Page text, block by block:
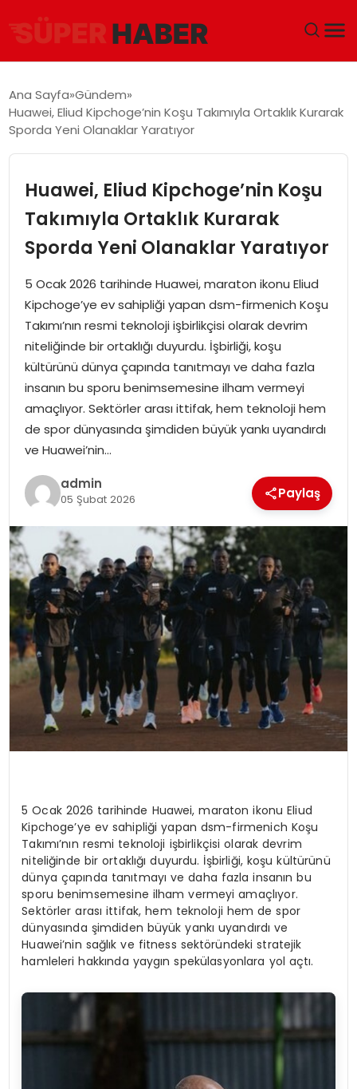
GÜNDEM
EKONOMI
MAGAZIN
SAĞLIK
SIYASET
SPOR
TEKNOLOJI
YAŞAM
Ana Sayfa Gündem
Huawei, Eliud Kipchoge’nin Koşu Takımıyla Ortaklık Kurarak
Sporda Yeni Olanaklar Yaratıyor
Huawei, Eliud Kipchoge’nin Koşu
Takımıyla Ortaklık Kurarak
Sporda Yeni Olanaklar Yaratıyor
5 Ocak 2026 tarihinde Huawei, maraton ikonu Eliud
Kipchoge’ye ev sahipliği yapan dsm-firmenich Koşu
Takımı’nın resmi teknoloji işbirlikçisi olarak devrim
niteliğinde bir ortaklığı duyurdu. İşbirliği, koşu
kültürünü dünya çapında tanıtmayı ve daha fazla
insanın bu sporu benimsemesine ilham vermeyi
amaçlıyor. Sektörler arası ittifak, hem teknoloji hem
de spor dünyasında şimdiden büyük yankı uyandırdı
ve Huawei’nin…
admin
05 Şubat 2026 Paylaş
5 Ocak 2026 tarihinde Huawei, maraton ikonu Eliud
Kipchoge’ye ev sahipliği yapan dsm-firmenich Koşu
Takımı’nın resmi teknoloji işbirlikçisi olarak devrim
niteliğinde bir ortaklığı duyurdu. İşbirliği, koşu kültürünü
dünya çapında tanıtmayı ve daha fazla insanın bu
sporu benimsemesine ilham vermeyi amaçlıyor.
Sektörler arası ittifak, hem teknoloji hem de spor
dünyasında şimdiden büyük yankı uyandırdı ve
Huawei’nin sağlık ve fitness sektöründeki stratejik
hamleleri hakkında yaygın spekülasyonlara yol açtı.